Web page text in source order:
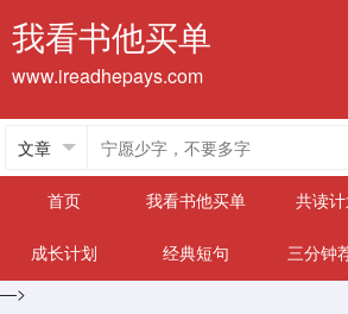
我看书他买单
www.ireadhepays.com
首页
我看书他买单 共读
成长计划 经典短句
三分钟
—>